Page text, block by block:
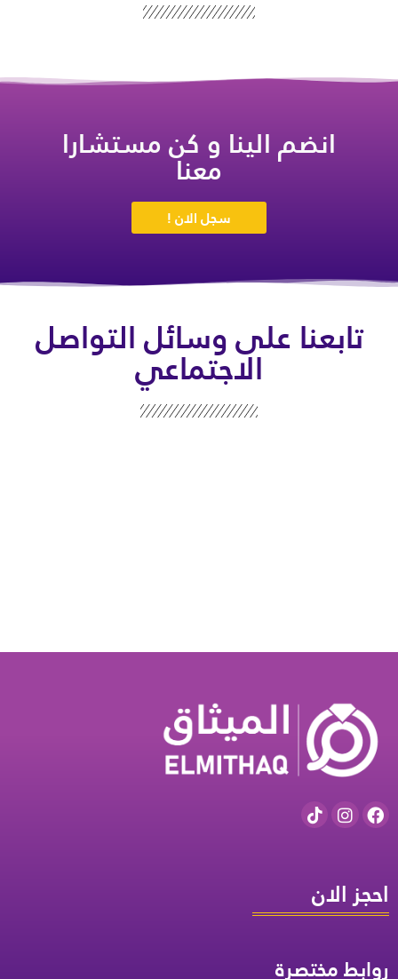
انضم الينا و كن مستشارا
معنا
سجل الان !
تابعنا على وسائل التواصل
الاجتماعي
احجز الان
روابط مختصرة